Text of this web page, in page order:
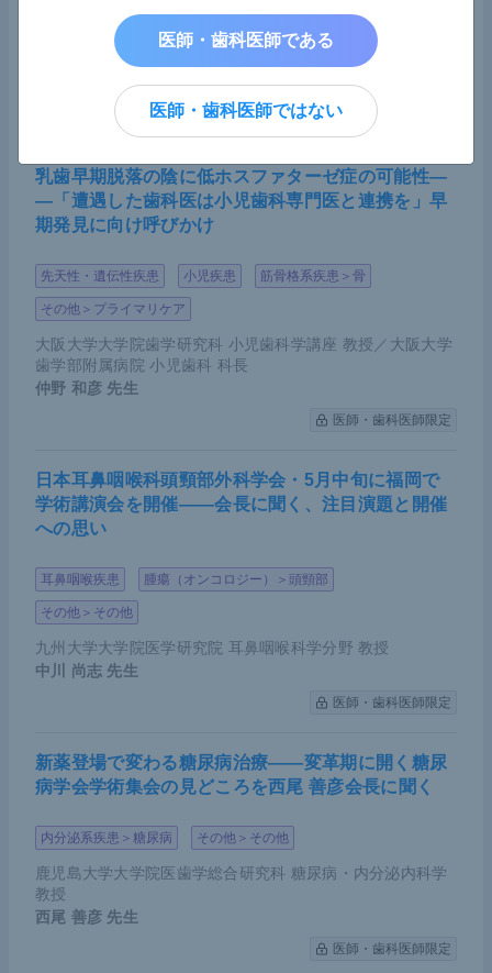
腫瘍（オンコロジー）＞その他 感染症＞ウイルス性
その他＞緩和ケア
MedicalNoteExpert編集部
医師・歯科医師限定
乳歯早期脱落の陰に低ホスファターゼ症の可能性―
―「遭遇した歯科医は小児歯科専門医と連携を」早
期発見に向け呼びかけ
先天性・遺伝性疾患 小児疾患 筋骨格系疾患＞骨
その他＞プライマリケア
大阪大学大学院歯学研究科 小児歯科学講座 教授／大阪大学
歯学部附属病院 小児歯科 科長
仲野 和彦 先生
医師・歯科医師限定
日本耳鼻咽喉科頭頸部外科学会・5月中旬に福岡で
学術講演会を開催――会長に聞く、注目演題と開催
への思い
耳鼻咽喉疾患 腫瘍（オンコロジー）＞頭頸部
その他＞その他
九州大学大学院医学研究院 耳鼻咽喉科学分野 教授
中川 尚志 先生
医師・歯科医師限定
新薬登場で変わる糖尿病治療――変革期に開く糖尿
病学会学術集会の見どころを西尾 善彦会長に聞く
内分泌系疾患＞糖尿病 その他＞その他
鹿児島大学大学院医歯学総合研究科 糖尿病・内分泌内科学
教授
西尾 善彦 先生
医師・歯科医師限定
医師・歯科医師ではない
医師・歯科医師である